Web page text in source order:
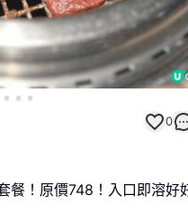
0
餐！原價748！入口即溶好